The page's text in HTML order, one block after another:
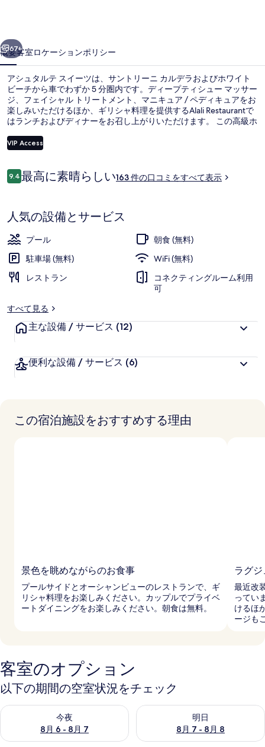
イ
ー
ツ
の
写
真
ャ
リ
ー
屋外プール、プール パラソル、サン
67+
概要客室ロケーションポリシー
アシュタルテ スイーツは、サントリーニ カルデラおよびホワイト
ビーチから車でわずか 5 分圏内です。ディープティシュー マッサー
ジ、フェイシャル トリートメント、マニキュア / ペディキュアをお
楽しみいただけるほか、ギリシャ料理を提供するAlali Restaurantで
はランチおよびディナーをお召し上がりいただけます。 この高級ホ
スナックバー / デリがあります。
VIP Access
口
コ
9.410段階中9.4
最高に素晴らしい163 件の口コミをすべて表示
人気の設備とサービス
プール
朝食 (無料)
駐車場 (無料)
WiFi (無料)
レストラン
コネクティングルーム利用
可
すべて見る
主な設備 / サービス (12)
便利な設備 / サービス (6)
この宿泊施設をおすすめする理由
景色を眺めながらのお食事
プールサイドとオーシャンビューのレストランで、ギ
リシャ料理をお楽しみください。カップルでプライベ
ートダイニングをお楽しみください。朝食は無料。
ラグ
最近改
ってい
けるほ
ージも
客室のオプション
以下の期間の空室状況をチェック
今夜
8月 6 - 8月 7
今夜 8月 6 - 8月 7 の空室状況をチェック
明日
8月 7 - 8月 8
明日 8月 7 - 8月 8 の空室状況